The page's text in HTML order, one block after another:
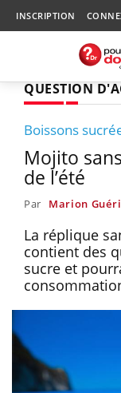
INSCRIPTION
QUESTION
Boissons
Mojito
de l’été
Par Marion
La réplique
contient des
sucre et